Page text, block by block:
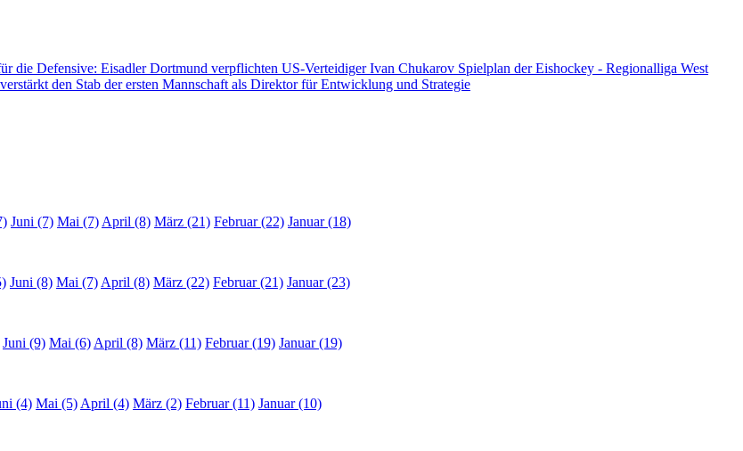
die Defensive: Eisadler Dortmund verpflichten US-Verteidiger Ivan Chukarov Spielplan der Eishockey - Regionalliga West
den Stab der ersten Mannschaft als Direktor für Entwicklung und Strategie
Juni (7) Mai (7) April (8) März (21) Februar (22) Januar (18)
Juni (8) Mai (7) April (8) März (22) Februar (21) Januar (23)
Juni (9) Mai (6) April (8) März (11) Februar (19) Januar (19)
(4) Mai (5) April (4) März (2) Februar (11) Januar (10)